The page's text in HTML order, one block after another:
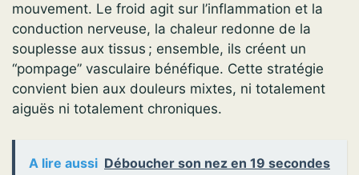
mouvement. Le froid agit sur l’inflammation et la
conduction nerveuse, la chaleur redonne de la
souplesse aux tissus ; ensemble, ils créent un
“pompage” vasculaire bénéfique. Cette stratégie
convient bien aux douleurs mixtes, ni totalement
aiguës ni totalement chroniques.
A lire aussi Déboucher son nez en 19 secondes